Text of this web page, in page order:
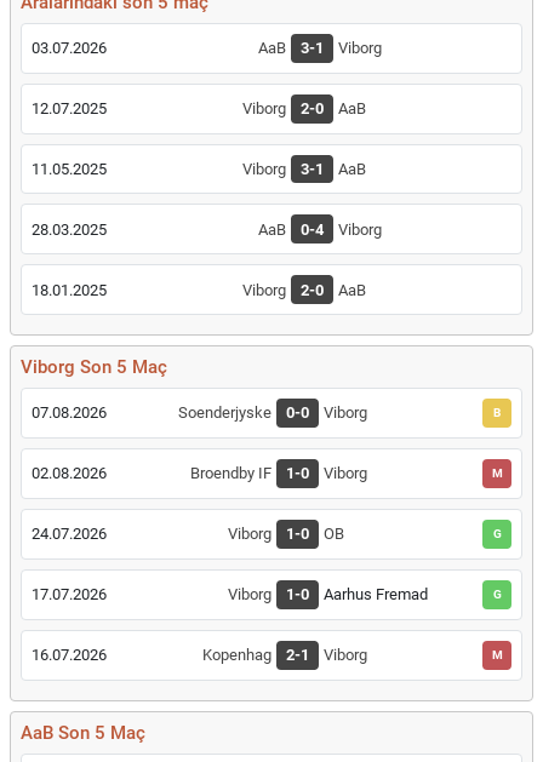
03.07.2026 AaB 3-1 Viborg
12.07.2025 Viborg 2-0 AaB
11.05.2025 Viborg 3-1 AaB
28.03.2025 AaB 0-4 Viborg
18.01.2025 Viborg 2-0 AaB
Viborg Son 5 Maç
07.08.2026 Soenderjyske 0-0 Viborg B
02.08.2026 Broendby IF 1-0 Viborg M
24.07.2026 Viborg 1-0 OB G
17.07.2026 Viborg 1-0 Aarhus Fremad G
16.07.2026 Kopenhag 2-1 Viborg M
AaB Son 5 Maç